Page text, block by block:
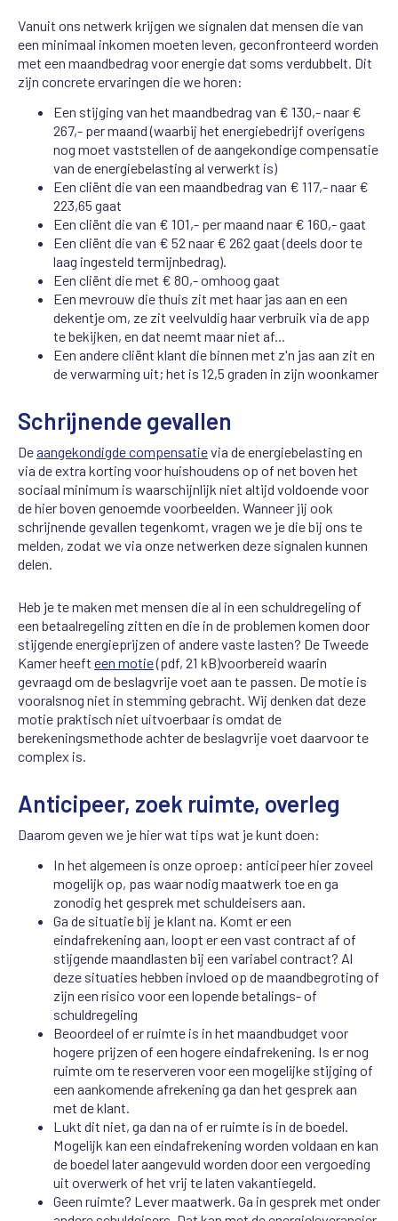
Vanuit ons netwerk krijgen we signalen dat mensen die van
een minimaal inkomen moeten leven, geconfronteerd worden
met een maandbedrag voor energie dat soms verdubbelt. Dit
zijn concrete ervaringen die we horen:
Een stijging van het maandbedrag van € 130,- naar €
267,- per maand (waarbij het energiebedrijf overigens
nog moet vaststellen of de aangekondige compensatie
van de energiebelasting al verwerkt is)
Een cliënt die van een maandbedrag van € 117,- naar €
223,65 gaat
Een cliënt die van € 101,- per maand naar € 160,- gaat
Een cliënt die van € 52 naar € 262 gaat (deels door te
laag ingesteld termijnbedrag).
Een cliënt die met € 80,- omhoog gaat
Een mevrouw die thuis zit met haar jas aan en een
dekentje om, ze zit veelvuldig haar verbruik via de app
te bekijken, en dat neemt maar niet af...
Een andere cliënt klant die binnen met z'n jas aan zit en
de verwarming uit; het is 12,5 graden in zijn woonkamer
Schrijnende gevallen
Deaangekondigde compensatievia de energiebelasting en
via de extra korting voor huishoudens op of net boven het
sociaal minimum is waarschijnlijk niet altijd voldoende voor
de hier boven genoemde voorbeelden. Wanneer jij ook
schrijnende gevallen tegenkomt, vragen we je die bij ons te
melden, zodat we via onze netwerken deze signalen kunnen
delen.
Heb je te maken met mensen die al in een schuldregeling of
een betaalregeling zitten en die in de problemen komen door
stijgende energieprijzen of andere vaste lasten? De Tweede
Kamer heeft een motie(pdf, 21 kB)voorbereid waarin
gevraagd om de beslagvrije voet aan te passen. De motie is
vooralsnog niet in stemming gebracht. Wij denken dat deze
motie praktisch niet uitvoerbaar is omdat de
berekeningsmethode achter de beslagvrije voet daarvoor te
complex is.
Anticipeer, zoek ruimte, overleg
Daarom geven we je hier wat tips wat je kunt doen:
In het algemeen is onze oproep: anticipeer hier zoveel
mogelijk op, pas waar nodig maatwerk toe en ga
zonodig het gesprek met schuldeisers aan.
Ga de situatie bij je klant na. Komt er een
eindafrekening aan, loopt er een vast contract af of
stijgende maandlasten bij een variabel contract? Al
deze situaties hebben invloed op de maandbegroting of
zijn een risico voor een lopende betalings- of
schuldregeling
Beoordeel of er ruimte is in het maandbudget voor
hogere prijzen of een hogere eindafrekening. Is er nog
ruimte om te reserveren voor een mogelijke stijging of
een aankomende afrekening ga dan het gesprek aan
met de klant.
Lukt dit niet, ga dan na of er ruimte is in de boedel.
Mogelijk kan een eindafrekening worden voldaan en kan
de boedel later aangevuld worden door een vergoeding
uit overwerk of het vrij te laten vakantiegeld.
Geen ruimte? Lever maatwerk. Ga in gesprek met onder